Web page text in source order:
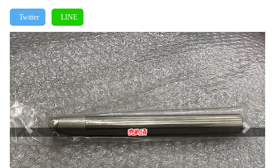
売約済
Previous Next